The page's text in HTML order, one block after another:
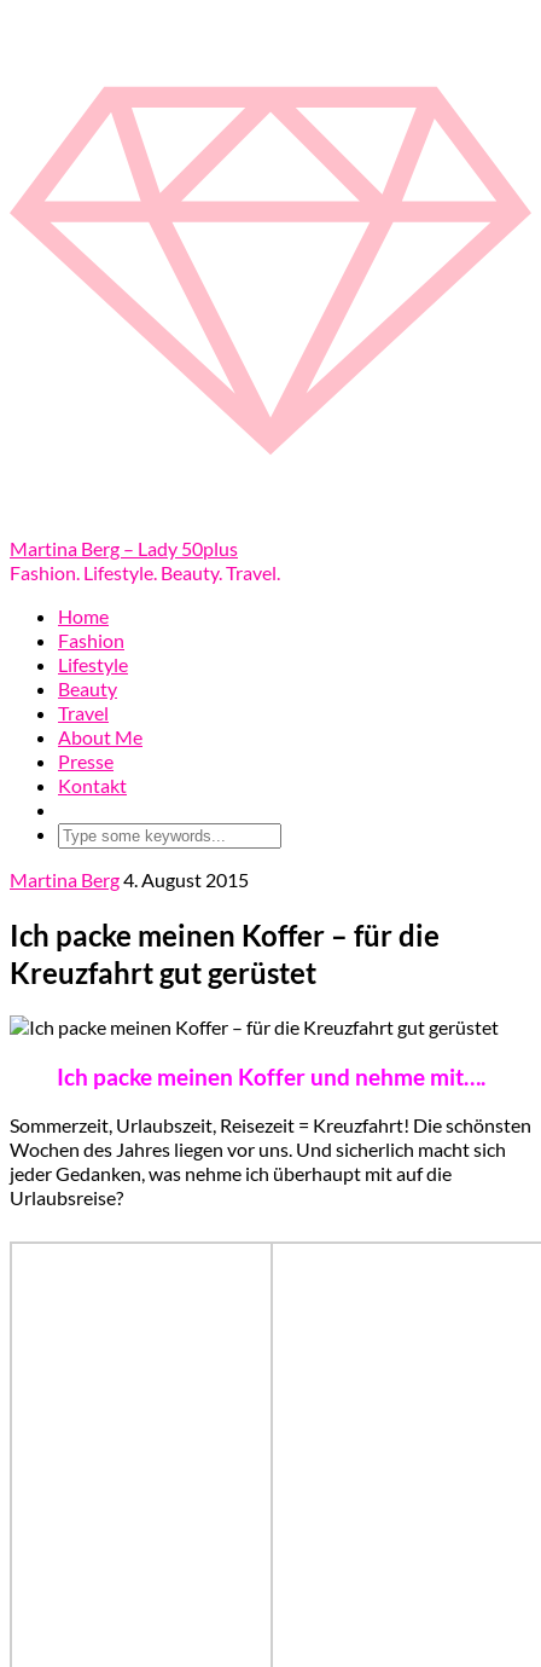
Martina Berg – Lady 50plus
Fashion. Lifestyle. Beauty. Travel.
Home
Fashion
Lifestyle
Beauty
Travel
About Me
Presse
Kontakt
Martina Berg4. August 2015
Ich packe meinen Koffer – für die
Kreuzfahrt gut gerüstet
Ich packe meinen Koffer und nehme mit….
Sommerzeit, Urlaubszeit, Reisezeit = Kreuzfahrt! Die schönsten
Wochen des Jahres liegen vor uns. Und sicherlich macht sich
jeder Gedanken, was nehme ich überhaupt mit auf die
Urlaubsreise?